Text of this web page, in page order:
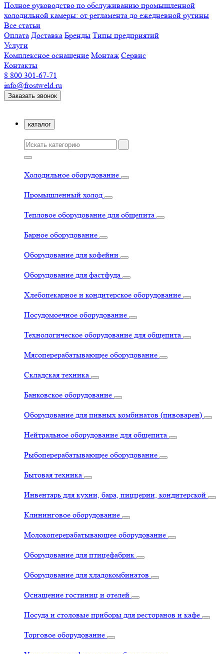
Полное руководство по обслуживанию промышленной
холодильной камеры: от регламента до ежедневной рутины
Все статьи
Оплата Доставка Бренды Типы предприятий
Услуги
Комплексное оснащение Монтаж Сервис
Контакты
8 800 301-67-71
info@frostweld.ru
Заказать звонок
каталог
Холодильное оборудование
Промышленный холод
Тепловое оборудование для общепита
Барное оборудование
Оборудование для кофейни
Оборудование для фастфуда
Хлебопекарное и кондитерское оборудование
Посудомоечное оборудование
Технологическое оборудование для общепита
Мясоперерабатывающее оборудование
Складская техника
Банковское оборудование
Оборудование для пивных комбинатов (пивоварен)
Нейтральное оборудование для общепита
Рыбоперерабатывающее оборудование
Бытовая техника
Инвентарь для кухни, бара, пиццерии, кондитерской
Клининговое оборудование
Молокоперерабатывающее оборудование
Оборудование для птицефабрик
Оборудование для хладокомбинатов
Оснащение гостиниц и отелей
Посуда и столовые приборы для ресторанов и кафе
Торговое оборудование